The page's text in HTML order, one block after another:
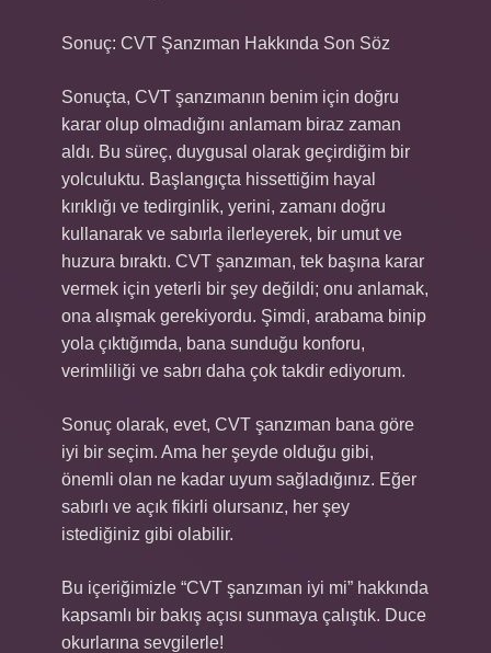
Sonuç: CVT Şanzıman Hakkında Son Söz
Sonuçta, CVT şanzımanın benim için doğru
karar olup olmadığını anlamam biraz zaman
aldı. Bu süreç, duygusal olarak geçirdiğim bir
yolculuktu. Başlangıçta hissettiğim hayal
kırıklığı ve tedirginlik, yerini, zamanı doğru
kullanarak ve sabırla ilerleyerek, bir umut ve
huzura bıraktı. CVT şanzıman, tek başına karar
vermek için yeterli bir şey değildi; onu anlamak,
ona alışmak gerekiyordu. Şimdi, arabama binip
yola çıktığımda, bana sunduğu konforu,
verimliliği ve sabrı daha çok takdir ediyorum.
Sonuç olarak, evet, CVT şanzıman bana göre
iyi bir seçim. Ama her şeyde olduğu gibi,
önemli olan ne kadar uyum sağladığınız. Eğer
sabırlı ve açık fikirli olursanız, her şey
istediğiniz gibi olabilir.
Bu içeriğimizle “CVT şanzıman iyi mi” hakkında
kapsamlı bir bakış açısı sunmaya çalıştık. Duce
okurlarına sevgilerle!